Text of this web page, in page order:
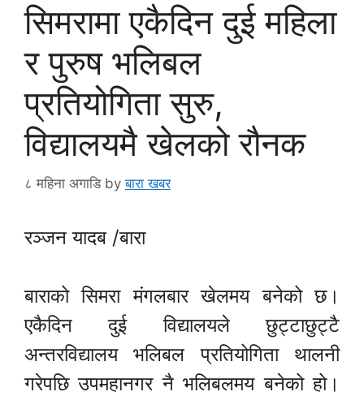
सिमरामा एकैदिन दुई महिला
र पुरुष भलिबल
प्रतियोगिता सुरु,
विद्यालयमै खेलको रौनक
८ महिना अगाडि byबारा खबर
रञ्जन यादब /बारा
बाराको सिमरा मंगलबार खेलमय बनेको छ।
एकैदिन दुई विद्यालयले छुट्टाछुट्टै
अन्तरविद्यालय भलिबल प्रतियोगिता थालनी
गरेपछि उपमहानगर नै भलिबलमय बनेको हो।